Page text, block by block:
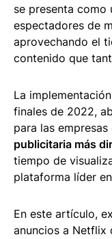
se presenta como
espectadores de
aprovechando el
contenido que
La
finales de 2022,
para las
publicitaria más
tiempo de
plataforma líder
En este artículo,
anuncios a Netflix